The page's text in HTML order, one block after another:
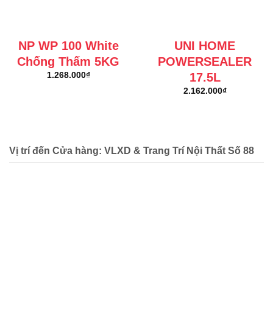
NP WP 100 White
Chống Thấm 5KG
1.268.000₫
UNI HOME
POWERSEALER
17.5L
2.162.000₫
Vị trí đến Cửa hàng: VLXD & Trang Trí Nội Thất Số 88